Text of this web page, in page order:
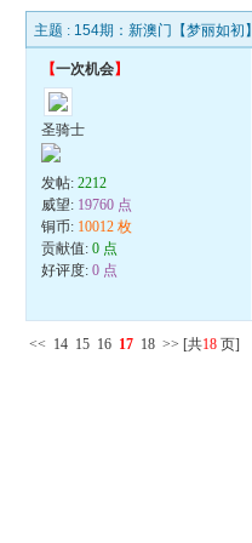
主题 : 154期：新澳门【梦丽如初
【一次机会】
圣骑士
发帖:2212
威望: 19760 点
铜币: 10012 枚
贡献值:0 点
好评度:0 点
<< 14 15 16 17 18 >> [共18 页]